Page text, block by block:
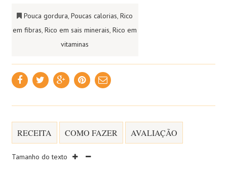
Pouca gordura,Poucas calorias,Rico
em fibras,Rico em sais minerais,Rico em
vitaminas
RECEITA COMO FAZER AVALIAÇÃO
Tamanho do texto